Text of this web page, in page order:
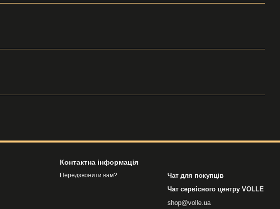
Контактна інформація
Передзвонити вам?
Чат для покупців
Чат сервісного центру VOLLE
shop@volle.ua